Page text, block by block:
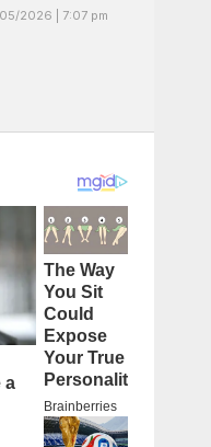
2026 | 7:07 pm